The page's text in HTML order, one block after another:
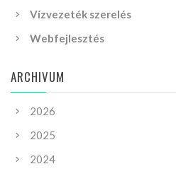
Vízvezeték szerelés
Webfejlesztés
ARCHIVUM
2026
2025
2024